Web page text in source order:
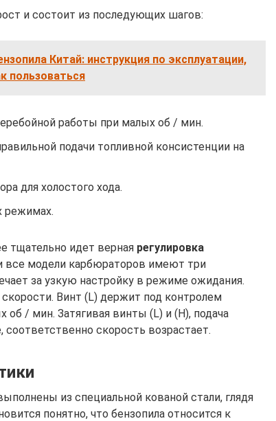
и состоит из последующих шагов:
Китай: инструкция по эксплуатации,
пользоваться
работы при малых об / мин.
подачи топливной консистенции на
для холостого хода.
режимах.
тщательно идет верная регулировка
все модели карбюраторов имеют три
за узкую настройку в режиме ожидания.
Винт (L) держит под контролем
об / мин. Затягивая винты (L) и (H), подача
скорость возрастает.
из специальной кованой стали, глядя
понятно, что бензопила относится к